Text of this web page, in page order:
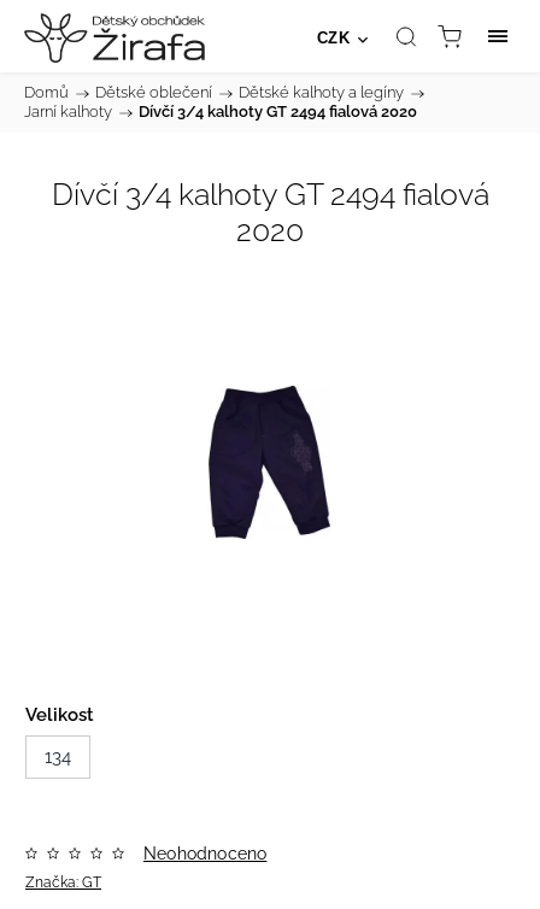
CZK
Domů / Dětské oblečení / Dětské kalhoty a legíny /
Jarní kalhoty / Dívčí 3/4 kalhoty GT 2494 fialová 2020
Dívčí 3/4 kalhoty GT 2494 fialová
2020
Velikost
134
Značka: GT
Neohodnoceno